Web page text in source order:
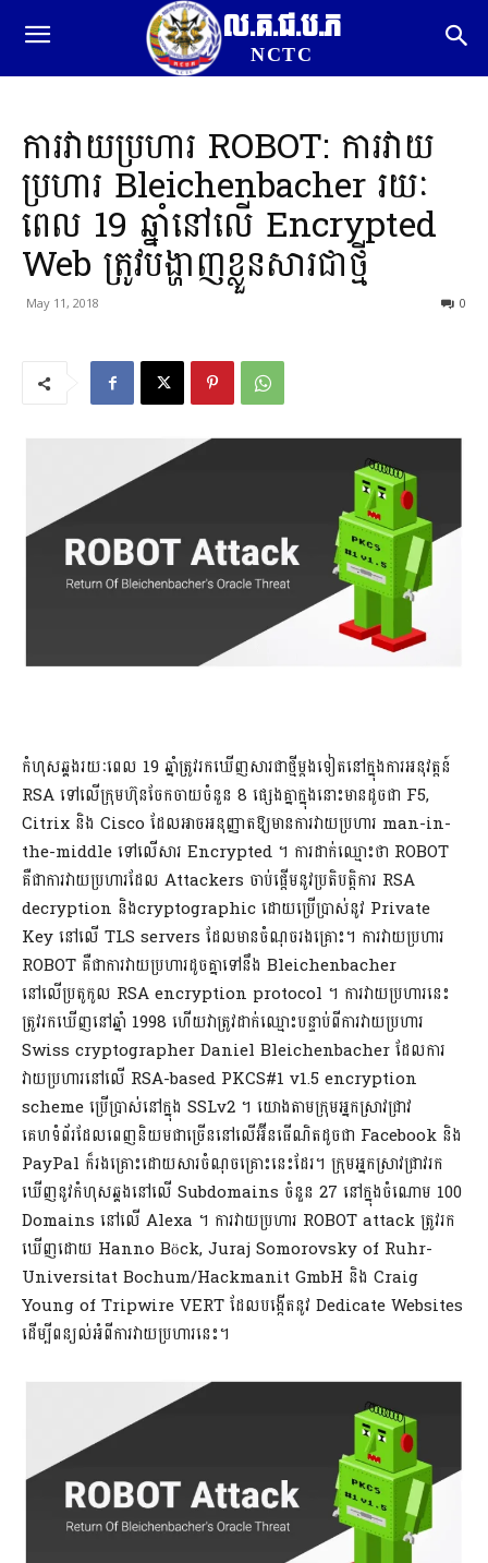
ល.គ.ជ.ប.ភ
NCTC
ការវាយប្រហារ ROBOT: ការវាយ
ប្រហារ Bleichenbacher រយៈ
ពេល 19 ឆ្នាំនៅលើ Encrypted
Web ត្រូវបង្ហាញខ្លួនសារជាថ្មី
May 11, 2018 0
កំហុសឆ្គងរយៈពេល 19 ឆ្នាំត្រូវរកឃើញសារជាថ្មីម្តងទៀតនៅក្នុងការអនុវត្តន៍
RSA ទៅលើក្រុមហ៊ុនចែកចាយចំនួន 8 ផ្សេងគ្នាក្នុងនោះមានដូចជា F5,
Citrix និង Cisco ដែលអាចអនុញ្ញាតឱ្យមានការវាយប្រហារ man-in-
the-middle ទៅលើសារ Encrypted ។ ការដាក់ឈ្មោះថា ROBOT
គឺជាការវាយប្រហារដែល Attackers ចាប់ផ្តើមនូវប្រតិបត្តិការ RSA
decryption និងcryptographic ដោយប្រើប្រាស់នូវ Private
Key នៅលើ TLS servers ដែលមានចំណុចរងគ្រោះ។ ការវាយប្រហារ
ROBOT គឺជាការវាយប្រហារដូចគ្នាទៅនឹង Bleichenbacher
នៅលើប្រតូកូល RSA encryption protocol ។ ការវាយប្រហារនេះ
ត្រូវរកឃើញនៅឆ្នាំ 1998 ហើយវាត្រូវដាក់ឈ្មោះបន្ទាប់ពីការវាយប្រហារ
Swiss cryptographer Daniel Bleichenbacher ដែលការ
វាយប្រហារនៅលើ RSA-based PKCS#1 v1.5 encryption
scheme ប្រើប្រាស់នៅក្នុង SSLv2 ។ យោងតាមក្រុមអ្នកស្រាវជ្រាវ
គេហទំព័រដែលពេញនិយមជាច្រើននៅលើអ៊ីនធើណិតដូចជា Facebook និង
PayPal ក៏រងគ្រោះដោយសារចំណុចគ្រោះនេះដែរ។ ក្រុមអ្នកស្រាវជ្រាវរក
ឃើញនូវកំហុសឆ្គងនៅលើ Subdomains ចំនួន 27 នៅក្នុងចំណោម 100
Domains នៅលើ Alexa ។ ការវាយប្រហារ ROBOT attack ត្រូវរក
ឃើញដោយ Hanno Böck, Juraj Somorovsky of Ruhr-
Universitat Bochum/Hackmanit GmbH និង Craig
Young of Tripwire VERT ដែលបង្កើតនូវ Dedicate Websites
ដើម្បីពន្យល់អំពីការវាយប្រហារនេះ។